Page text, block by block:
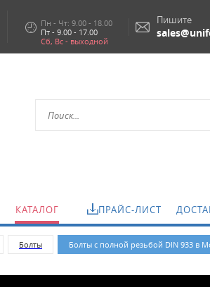
Пн - Чт: 9.00 - 18.00
Пт - 9.00 - 17.00
Сб, Вс - выходной
Пишите
КАТАЛОГ ПРАЙС-ЛИСТ
Болты Болты с полной резьбой DIN 933 в